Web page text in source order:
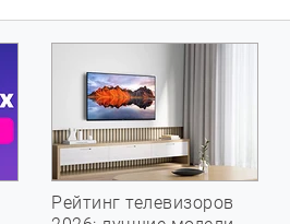
Рейтинг телевизоров